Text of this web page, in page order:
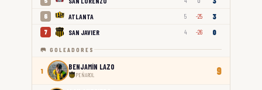
6 ATLANTA 5 -25 3
7 SAN JAVIER 4 -26 0
🥅 GOLEADORES
1 BENJAMÍN LAZO
PEÑAROL 9